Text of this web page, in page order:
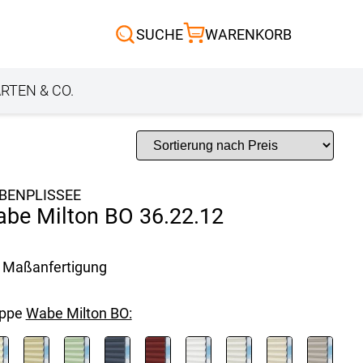
SUCHE WARENKORB
Scheibengardinen
& CO.
Milton BO 36.22.12
Maßanfertigung
Wabe Milton BO: